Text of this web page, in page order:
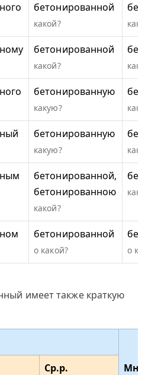
бетонированной
какой?
бетонированной
какой?
бетонированную
какую?
бетонированную
какую?
бетонированной,
бетонированною
какой?
бетонированной
о какой? о
имеет также краткую
Ср.р.